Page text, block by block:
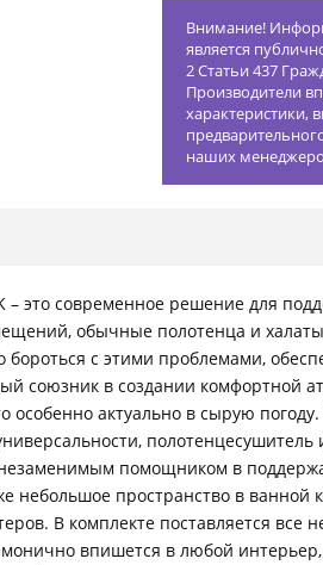
Внимание!
является
2 Статьи 437
Производители
характеристики,
наших
– это современное решение для
обычные полотенца и
с этими проблемами,
союзник в создании комфортной
особенно актуально в сырую
помощником в
пространство в ванной
В комплекте поставляется
впишется в любой